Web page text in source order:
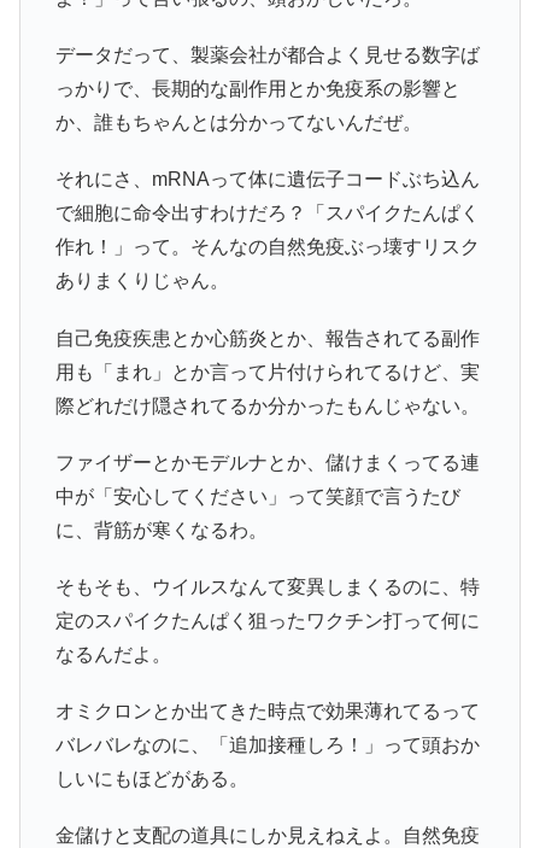
データだって、製薬会社が都合よく見せる数字ば
っかりで、長期的な副作用とか免疫系の影響と
か、誰もちゃんとは分かってないんだぜ。
それにさ、mRNAって体に遺伝子コードぶち込ん
で細胞に命令出すわけだろ？「スパイクたんぱく
作れ！」って。そんなの自然免疫ぶっ壊すリスク
ありまくりじゃん。
自己免疫疾患とか心筋炎とか、報告されてる副作
用も「まれ」とか言って片付けられてるけど、実
際どれだけ隠されてるか分かったもんじゃない。
ファイザーとかモデルナとか、儲けまくってる連
中が「安心してください」って笑顔で言うたび
に、背筋が寒くなるわ。
そもそも、ウイルスなんて変異しまくるのに、特
定のスパイクたんぱく狙ったワクチン打って何に
なるんだよ。
オミクロンとか出てきた時点で効果薄れてるって
バレバレなのに、「追加接種しろ！」って頭おか
しいにもほどがある。
金儲けと支配の道具にしか見えねえよ。自然免疫